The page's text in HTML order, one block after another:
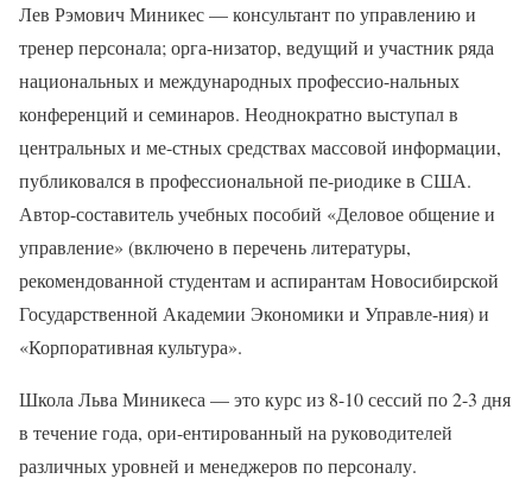
Лев Рэмович Миникес — консультант по управлению и
тренер персонала; орга-низатор, ведущий и участник ряда
национальных и международных профессио-нальных
конференций и семинаров. Неоднократно выступал в
центральных и ме-стных средствах массовой информации,
публиковался в профессиональной пе-риодике в США.
Автор-составитель учебных пособий «Деловое общение и
управление» (включено в перечень литературы,
рекомендованной студентам и аспирантам Новосибирской
Государственной Академии Экономики и Управле-ния) и
«Корпоративная культура».
Школа Льва Миникеса — это курс из 8-10 сессий по 2-3 дня
в течение года, ори-ентированный на руководителей
различных уровней и менеджеров по персоналу.